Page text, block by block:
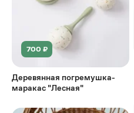
700 ₽
Деревянная погремушка-
маракас "Лесная"